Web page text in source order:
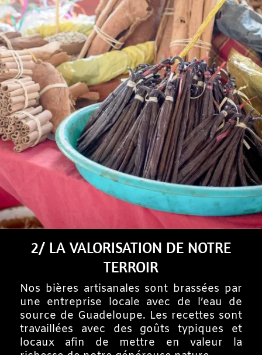
2/ LA VALORISATION DE NOTRE
TERROIR
Nos bières artisanales sont brassées par
une entreprise locale avec de l’eau de
source de Guadeloupe. Les recettes sont
travaillées avec des goûts typiques et
locaux afin de mettre en valeur la